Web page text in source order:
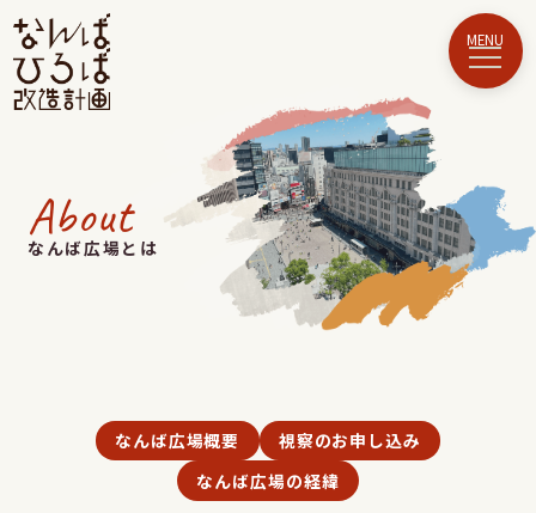
About
なんば広場とは
なんば広場概要
視察のお申し込み
なんば広場の経緯